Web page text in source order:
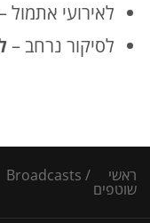
לאירועי אתמול
לסיקור נרחב –
ראשי /
Broadcasts
שוטפים